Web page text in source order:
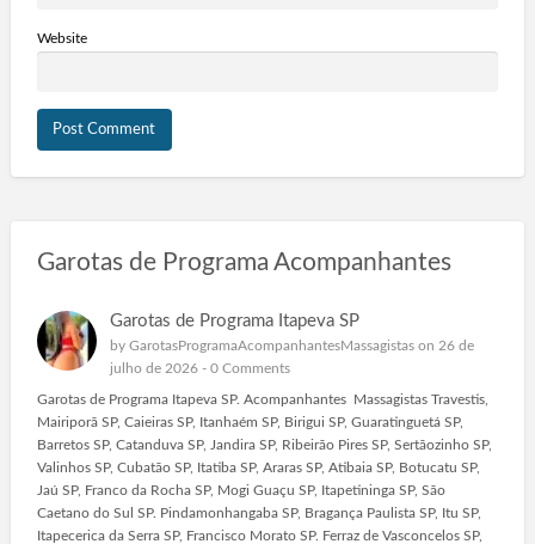
Website
Garotas de Programa Acompanhantes
Garotas de Programa Itapeva SP
by GarotasProgramaAcompanhantesMassagistason 26 de
julho de 2026 - 0 Comments
Garotas de Programa Itapeva SP. Acompanhantes Massagistas Travestis,
Mairiporã SP, Caieiras SP, Itanhaém SP, Birigui SP, Guaratinguetá SP,
Barretos SP, Catanduva SP, Jandira SP, Ribeirão Pires SP, Sertãozinho SP,
Valinhos SP, Cubatão SP, Itatiba SP, Araras SP, Atibaia SP, Botucatu SP,
Jaú SP, Franco da Rocha SP, Mogi Guaçu SP, Itapetininga SP, São
Caetano do Sul SP. Pindamonhangaba SP, Bragança Paulista SP, Itu SP,
Itapecerica da Serra SP, Francisco Morato SP. Ferraz de Vasconcelos SP,